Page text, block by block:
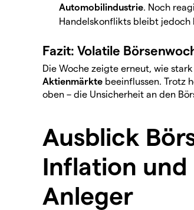
Automobilindustrie. Noch
Handelskonflikts bleibt jedoch
Fazit: Volatile
Die Woche zeigte erneut, wie
Aktienmärkte beeinflussen. Trotz
oben – die Unsicherheit an den
Ausblick
Inflation und
Anleger